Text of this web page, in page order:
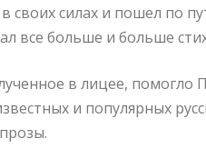
своих силах и пошел по
все больше и больше
в лицее, помогло
и популярных